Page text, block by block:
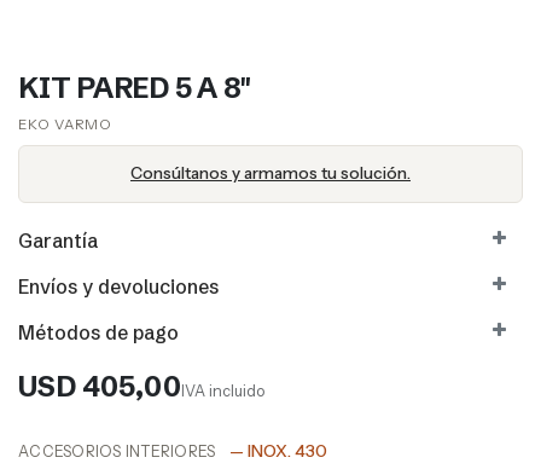
KIT PARED 5 A 8"
EKO VARMO​​
Consúltanos y armamos tu solución.
Garantía
Envíos y devoluciones
Métodos de pago
USD 405,00 IVA incluido
ACCESORIOS INTERIORES — INOX. 430